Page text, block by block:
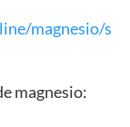
magnesio/s
magnesio: